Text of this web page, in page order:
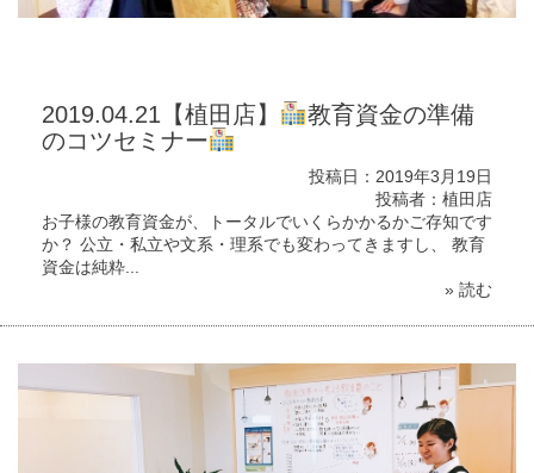
2019.04.21【植田店】
教育資金の準備
のコツセミナー
投稿日：2019年3月19日
投稿者：植田店
お子様の教育資金が、トータルでいくらかかるかご存知です
か？ 公立・私立や文系・理系でも変わってきますし、 教育
資金は純粋...
» 読む